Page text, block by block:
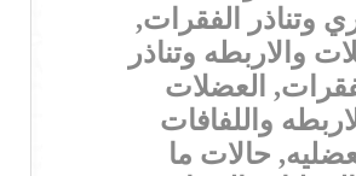
وتناذر الفقرات,
والاربطه وتناذر
العضلات
واللفافات
حالات ما